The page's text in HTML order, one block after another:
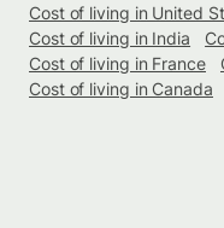
Cost of living in United
Cost of living in India
Cost of living in France
Cost of living in Canada